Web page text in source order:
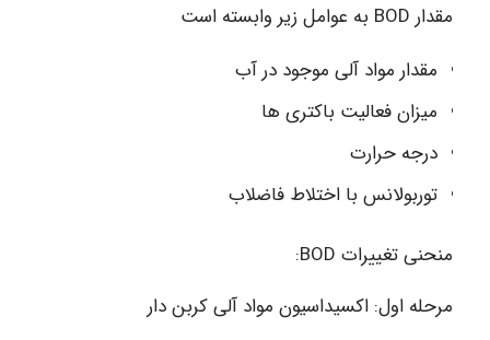
مقدار BOD به عوامل زیر وابسته است
مقدار مواد آلی موجود در آب
میزان فعالیت باکتری ها
درجه حرارت
توربولانس با اختلاط فاضلاب
منحنی تغییرات BOD:
مرحله اول: اکسیداسیون مواد آلی کربن دار